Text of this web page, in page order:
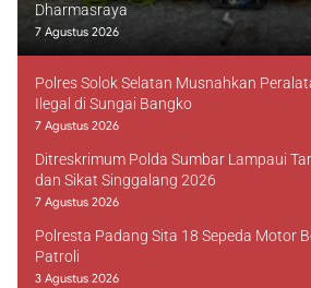
Dharmasraya
7 Agustus 2026
Polres Solok Selatan Musnahkan
Ilegal di Sungai Bangko
7 Agustus 2026
Ditreskrimum Polda Sumbar Lampaui
dan Sikat Singgalang 2026
7 Agustus 2026
Polresta Padang Sita 18 Sepeda Motor
Patroli
3 Agustus 2026